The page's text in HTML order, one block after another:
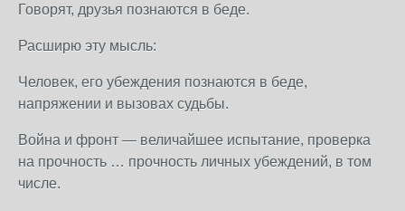
Говорят, друзья познаются в беде.
Расширю эту мысль:
Человек, его убеждения познаются в беде,
напряжении и вызовах судьбы.
Война и фронт — величайшее испытание, проверка
на прочность … прочность личных убеждений, в том
числе.